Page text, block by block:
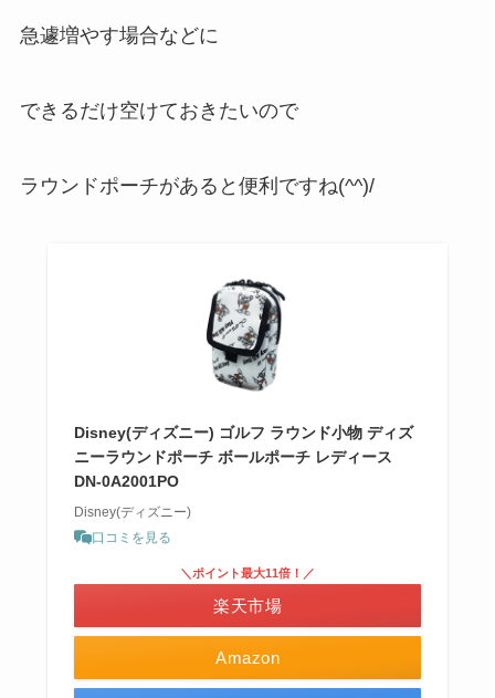
急遽増やす場合などに
できるだけ空けておきたいので
ラウンドポーチがあると便利ですね(^^)/
Disney(ディズニー) ゴルフ ラウンド小物 ディズ
ニーラウンドポーチ ボールポーチ レディース
DN-0A2001PO
Disney(ディズニー)
口コミを見る
Amazon
＼ポイント最大11倍！／
楽天市場